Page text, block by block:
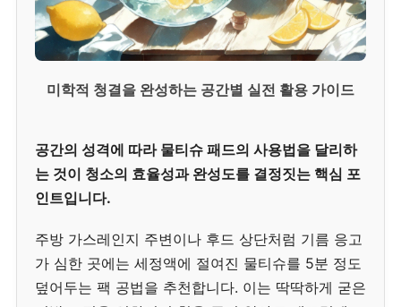
미학적 청결을 완성하는 공간별 실전 활용 가이드
공간의 성격에 따라 물티슈 패드의 사용법을 달리하
는 것이 청소의 효율성과 완성도를 결정짓는 핵심 포
인트입니다.
주방 가스레인지 주변이나 후드 상단처럼 기름 응고
가 심한 곳에는 세정액에 절여진 물티슈를 5분 정도
덮어두는 팩 공법을 추천합니다. 이는 딱딱하게 굳은